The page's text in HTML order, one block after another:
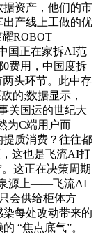
资产，他们的市
产线上工做的优
ROBOT
国正在家拆AI范
费用，中国度拆
头环节。此中存
的;数据显示，
关国运的世纪大
为C端用户而
质消费？往往都
这也是飞流AI打
这正在决策周期
泉源上——飞流AI
会供给柜体方
每处改动带来的
“焦点底气”。